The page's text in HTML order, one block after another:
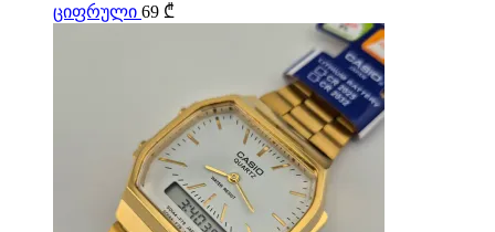
ციფრული 69 ₾